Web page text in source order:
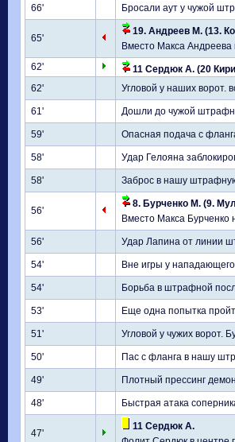
66' Бросали аут у чужой
65'
19. Андреев М. (13.
Вместо Макса
62'
11 Сердюк А. (20
62'
Угловой у наших ворот.
61' Дошли до чужой
59' Опасная подача с
58' Удар Гелояна
58' Заброс в нашу
56'
8. Бурченко М. (9.
Вместо Макса
56' Удар Лапина от линии
54' Вне игры у
54' Борьба в штрафной
53' Еще одна попытка
51' Угловой у чужих ворот.
50' Пас с фланга в нашу
49' Плотный прессинг
48' Быстрая атака
47'
11 Сердюк А.